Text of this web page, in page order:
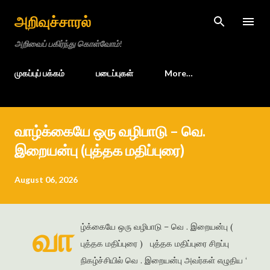
அறிவுச்சாரல்
அறிவைப் பகிர்ந்து கொள்வோம்!
முகப்புப் பக்கம் படைப்புகள் More…
வாழ்க்கையே ஒரு வழிபாடு – வெ.
இறையன்பு (புத்தக மதிப்புரை)
August 06, 2026
வா
ழ்க்கையே ஒரு வழிபாடு – வெ . இறையன்பு (
புத்தக மதிப்புரை ) புத்தக மதிப்புரை சிறப்பு
நிகழ்ச்சியில் வெ . இறையன்பு அவர்கள் எழுதிய ‘